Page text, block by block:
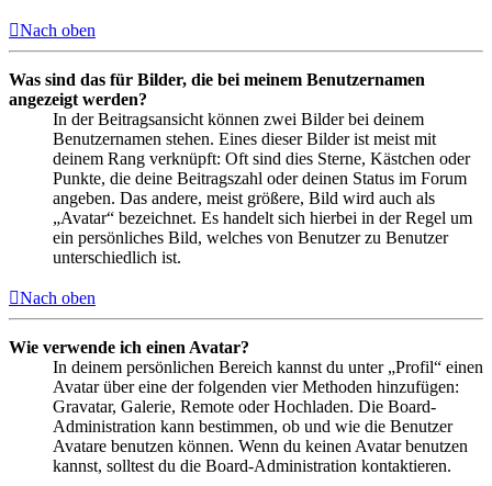
Nach oben
Was sind das für Bilder, die bei meinem Benutzernamen
angezeigt werden?
In der Beitragsansicht können zwei Bilder bei deinem
Benutzernamen stehen. Eines dieser Bilder ist meist mit
deinem Rang verknüpft: Oft sind dies Sterne, Kästchen oder
Punkte, die deine Beitragszahl oder deinen Status im Forum
angeben. Das andere, meist größere, Bild wird auch als
„Avatar“ bezeichnet. Es handelt sich hierbei in der Regel um
ein persönliches Bild, welches von Benutzer zu Benutzer
unterschiedlich ist.
Nach oben
Wie verwende ich einen Avatar?
In deinem persönlichen Bereich kannst du unter „Profil“ einen
Avatar über eine der folgenden vier Methoden hinzufügen:
Gravatar, Galerie, Remote oder Hochladen. Die Board-
Administration kann bestimmen, ob und wie die Benutzer
Avatare benutzen können. Wenn du keinen Avatar benutzen
kannst, solltest du die Board-Administration kontaktieren.